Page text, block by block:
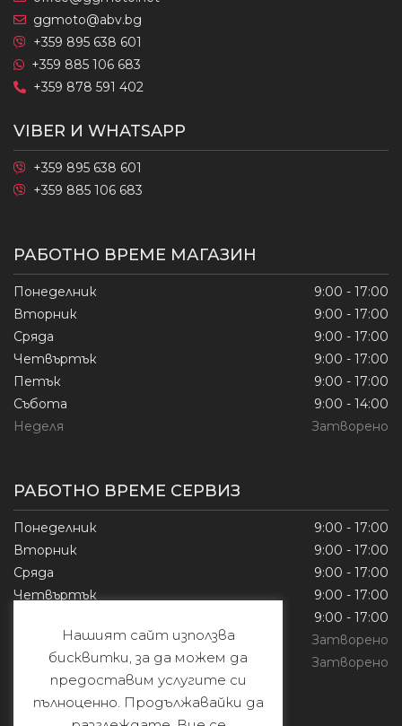
ggmoto@abv.bg
+359 895 638 601
+359 885 106 683
+359 878 591 402
VIBER И WHATSAPP
+359 895 638 601
+359 885 106 683
РАБОТНО ВРЕМЕ МАГАЗИН
Понеделник
9:00 - 17:00
Вторник
9:00 - 17:00
Сряда
9:00 - 17:00
Четвъртък
9:00 - 17:00
Петък
9:00 - 17:00
Събота
9:00 - 14:00
Неделя
Затворено
РАБОТНО ВРЕМЕ СЕРВИЗ
Понеделник
9:00 - 17:00
Вторник
9:00 - 17:00
Сряда
9:00 - 17:00
Четвъртък
9:00 - 17:00
9:00 - 17:00
Събота
Затворено
Неделя
Затворено
Нашият сайт използва
бисквитки, за да можем да
предоставим услугите си
пълноценно. Продължавайки да